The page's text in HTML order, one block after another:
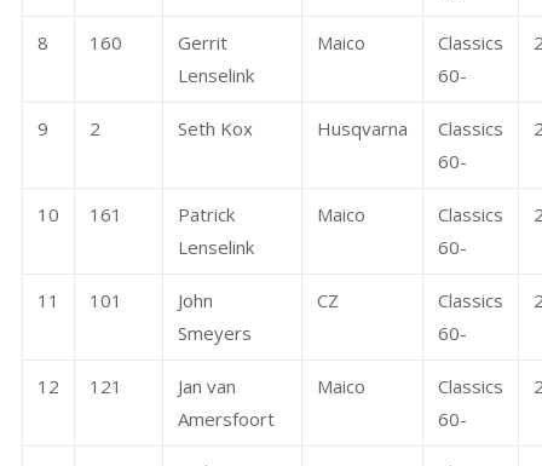
8 160
Gerrit
Lenselink
Maico
Classics
60-
9 2 Seth Kox Husqvarna
Classics
60-
10 161
Patrick
Lenselink
Maico
Classics
60-
11 101
John
Smeyers
CZ
Classics
60-
12 121
Jan van
Amersfoort
Maico
Classics
60-